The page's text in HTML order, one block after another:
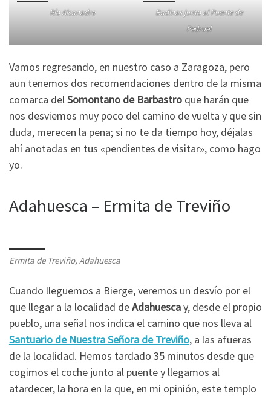
Río Alcanadre
Badinas junto al Puente de
Pedruel
Vamos regresando, en nuestro caso a Zaragoza, pero
aun tenemos dos recomendaciones dentro de la misma
comarca del Somontano de Barbastro que harán que
nos desviemos muy poco del camino de vuelta y que sin
duda, merecen la pena; si no te da tiempo hoy, déjalas
ahí anotadas en tus «pendientes de visitar», como hago
yo.
Adahuesca – Ermita de Treviño
Ermita de Treviño, Adahuesca
Cuando lleguemos a Bierge, veremos un desvío por el
que llegar a la localidad deAdahuescay, desde el propio
pueblo, una señal nos indica el camino que nos lleva al
Santuario de Nuestra Señora de Treviño, a las afueras
de la localidad. Hemos tardado 35 minutos desde que
cogimos el coche junto al puente y llegamos al
atardecer, la hora en la que, en mi opinión, este templo